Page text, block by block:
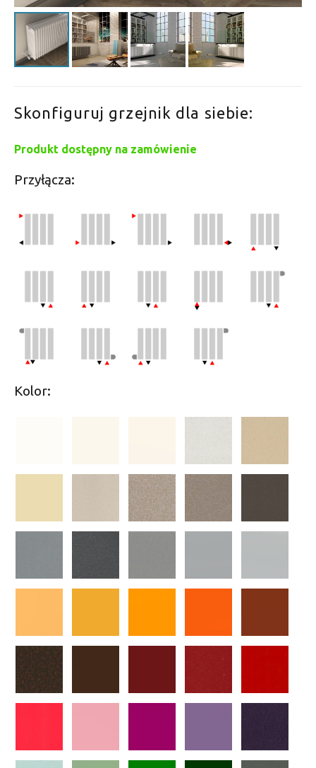
Skonfiguruj grzejnik dla siebie:
Produkt dostępny na zamówienie
Przyłącza:
Kolor: